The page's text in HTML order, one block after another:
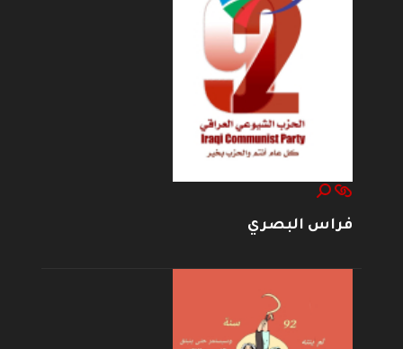
فراس البصري